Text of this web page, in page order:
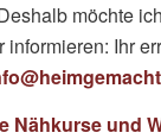
möchte
informieren: Ihr
Nähkurse und